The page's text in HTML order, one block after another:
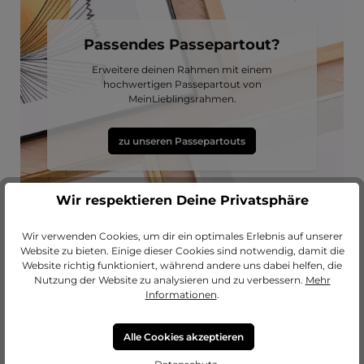
Passendes Passepartout?
Erweitere deinen Rahmen mit einem
hochwertigen Passepartout von
MeinLieblingsrahmen.
zu unseren Passepartouts
Lass dich inspirieren
Wir respektieren Deine Privatsphäre
Wir verwenden Cookies, um dir ein optimales Erlebnis auf unserer
Website zu bieten. Einige dieser Cookies sind notwendig, damit die
Website richtig funktioniert, während andere uns dabei helfen, die
Nutzung der Website zu analysieren und zu verbessern. Mehr
Informationen.
Alle Cookies akzeptieren